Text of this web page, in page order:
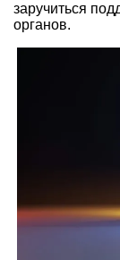
заручиться
органов.